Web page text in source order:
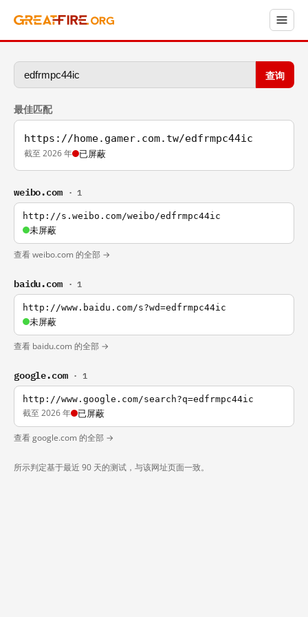
查询
最佳匹配
https://home.gamer.com.tw/edfrmpc44ic
截至 2026 年 已屏蔽
weibo.com · 1
http://s.weibo.com/weibo/edfrmpc44ic
未屏蔽
查看 weibo.com 的全部 →
baidu.com · 1
http://www.baidu.com/s?wd=edfrmpc44ic
未屏蔽
查看 baidu.com 的全部 →
google.com · 1
http://www.google.com/search?q=edfrmpc44ic
截至 2026 年 已屏蔽
查看 google.com 的全部 →
所示判定基于最近 90 天的测试，与该网址页面一致。